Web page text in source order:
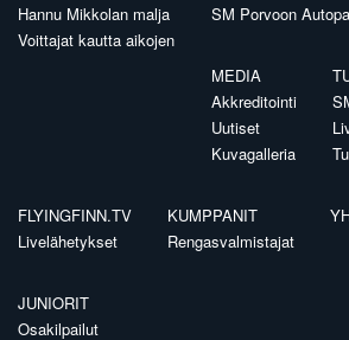
Hannu Mikkolan malja
Voittajat kautta aikojen
SM Porvoon
MEDIA
Akkreditointi
Uutiset
Kuvagalleria
FLYINGFINN.TV
Livelähetykset
KUMPPANIT
Rengasvalmistajat
JUNIORIT
Osakilpailut